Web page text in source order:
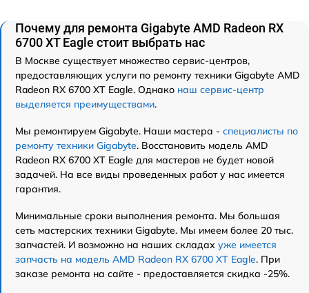
Почему для ремонта Gigabyte AMD Radeon RX
6700 XT Eagle стоит выбрать нас
В Москве существует множество сервис-центров,
предоставляющих услуги по ремонту техники Gigabyte AMD
Radeon RX 6700 XT Eagle. Однако наш сервис-центр
выделяется преимуществами.
Мы ремонтируем Gigabyte. Наши мастера - специалисты по
ремонту техники Gigabyte. Восстановить модель AMD
Radeon RX 6700 XT Eagle для мастеров не будет новой
задачей. На все виды проведенных работ у нас имеется
гарантия.
Минимальные сроки выполнения ремонта. Мы большая
сеть мастерских техники Gigabyte. Мы имеем более 20 тыс.
запчастей. И возможно на наших складах уже имеется
запчасть на модель AMD Radeon RX 6700 XT Eagle. При
заказе ремонта на сайте - предоставляется скидка -25%.